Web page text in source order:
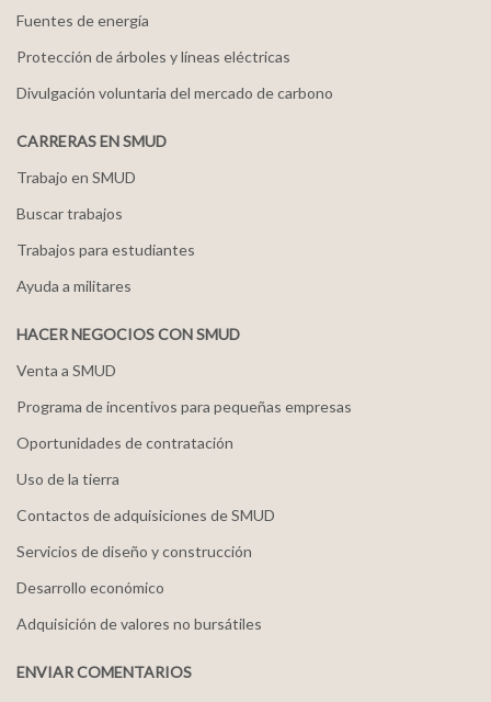
Fuentes de energía
Protección de árboles y líneas eléctricas
Divulgación voluntaria del mercado de carbono
CARRERAS EN SMUD
Trabajo en SMUD
Buscar trabajos
Trabajos para estudiantes
Ayuda a militares
HACER NEGOCIOS CON SMUD
Venta a SMUD
Programa de incentivos para pequeñas empresas
Oportunidades de contratación
Uso de la tierra
Contactos de adquisiciones de SMUD
Servicios de diseño y construcción
Desarrollo económico
Adquisición de valores no bursátiles
ENVIAR COMENTARIOS